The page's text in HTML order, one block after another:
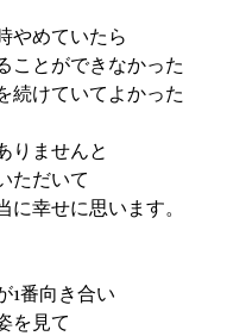
やめていたら
ことができなかった
続けていてよかった
りませんと
ただいて
に幸せに思います。
1番向き合い
を見て